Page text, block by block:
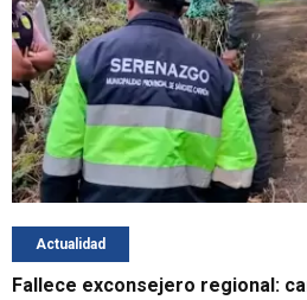
Actualidad
Fallece exconsejero regional: